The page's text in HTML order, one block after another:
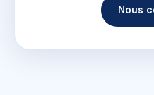
Nous